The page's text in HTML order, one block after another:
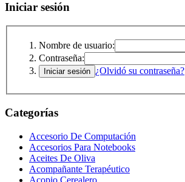
Iniciar sesión
Nombre de usuario:
Contraseña:
¿Olvidó su contraseña?
Categorías
Accesorio De Computación
Accesorios Para Notebooks
Aceites De Oliva
Acompañante Terapéutico
Acopio Cerealero